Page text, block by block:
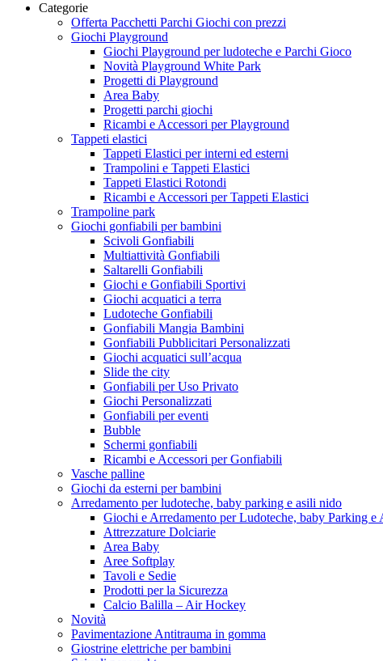
Categorie
Offerta Pacchetti Parchi Giochi con prezzi
Giochi Playground
Giochi Playground per ludoteche e Parchi Gioco
Novità Playground White Park
Progetti di Playground
Area Baby
Progetti parchi giochi
Ricambi e Accessori per Playground
Tappeti elastici
Tappeti Elastici per interni ed esterni
Trampolini e Tappeti Elastici
Tappeti Elastici Rotondi
Ricambi e Accessori per Tappeti Elastici
Trampoline park
Giochi gonfiabili per bambini
Scivoli Gonfiabili
Multiattività Gonfiabili
Saltarelli Gonfiabili
Giochi e Gonfiabili Sportivi
Giochi acquatici a terra
Ludoteche Gonfiabili
Gonfiabili Mangia Bambini
Gonfiabili Pubblicitari Personalizzati
Giochi acquatici sull’acqua
Slide the city
Gonfiabili per Uso Privato
Giochi Personalizzati
Gonfiabili per eventi
Bubble
Schermi gonfiabili
Ricambi e Accessori per Gonfiabili
Vasche palline
Giochi da esterni per bambini
Arredamento per ludoteche, baby parking e asili nido
Giochi e Arredamento per Ludoteche, baby Parking
Attrezzature Dolciarie
Area Baby
Aree Softplay
Tavoli e Sedie
Prodotti per la Sicurezza
Calcio Balilla – Air Hockey
Novità
Pavimentazione Antitrauma in gomma
Giostrine elettriche per bambini